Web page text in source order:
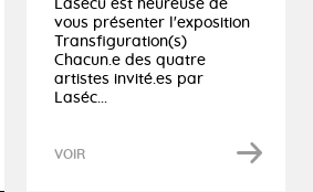
Lasécu est heureuse de
vous présenter l'exposition
Transfiguration(s)
Chacun.e des quatre
artistes invité.es par
Laséc...
VOIR